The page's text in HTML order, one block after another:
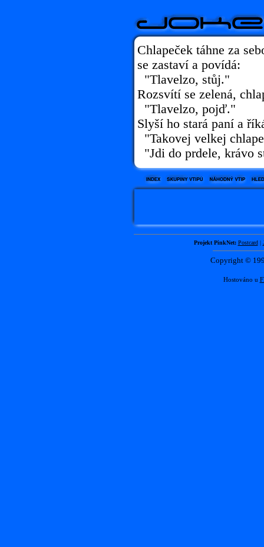
Chlapeček táhne za
se zastaví a povídá:
"Tlavelzo, stůj."
Rozsvítí se zelená,
"Tlavelzo, pojď."
Slyší ho stará paní a
"Takovej velkej
"Jdi do prdele, krávo
Projekt PinkNet: Postcard|
Copyright ©
Hostováno u